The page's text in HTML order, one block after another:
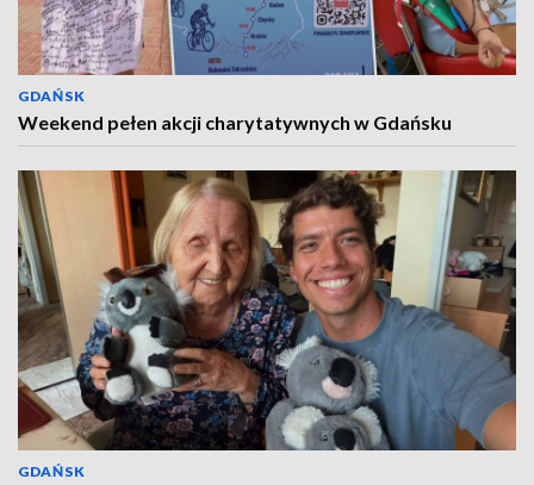
GDAŃSK
Weekend pełen akcji charytatywnych w Gdańsku
GDAŃSK